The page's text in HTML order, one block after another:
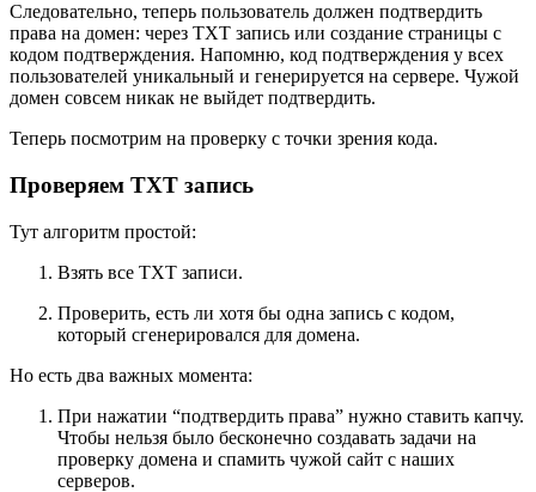
Следовательно, теперь пользователь должен подтвердить
права на домен: через TXT запись или создание страницы с
кодом подтверждения. Напомню, код подтверждения у всех
пользователей уникальный и генерируется на сервере. Чужой
домен совсем никак не выйдет подтвердить.
Теперь посмотрим на проверку с точки зрения кода.
Проверяем TXT запись
Тут алгоритм простой:
Взять все TXT записи.
Проверить, есть ли хотя бы одна запись с кодом,
который сгенерировался для домена.
Но есть два важных момента:
При нажатии “подтвердить права” нужно ставить капчу.
Чтобы нельзя было бесконечно создавать задачи на
проверку домена и спамить чужой сайт с наших
серверов.